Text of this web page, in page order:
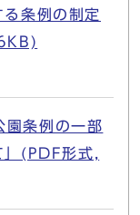
条例の制定
園条例の一部
(PDF形式,